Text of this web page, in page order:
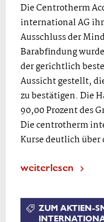
Die Centrotherm
international AG
Ausschluss der
Barabfindung
der gerichtlich
Aussicht gestellt,
zu bestätigen. Die
90,00 Prozent des
Die centrotherm
Kurse deutlich über
weiterlesen
ZUM AKTIEN-